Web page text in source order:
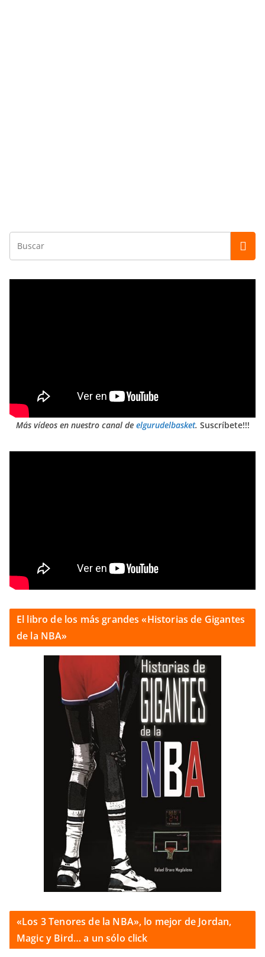
Más vídeos en nuestro canal de elgurudelbasket. Suscríbete!!!
El libro de los más grandes «Historias de Gigantes
de la NBA»
«Los 3 Tenores de la NBA», lo mejor de Jordan,
Magic y Bird… a un sólo click